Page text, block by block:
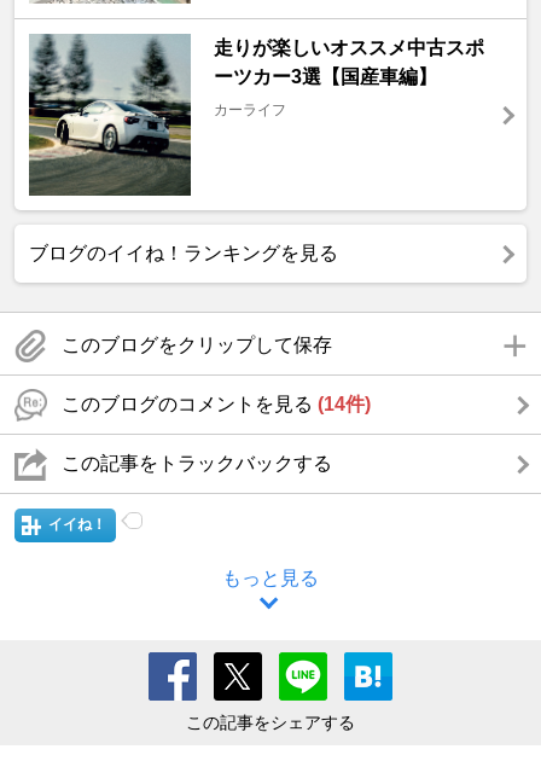
走りが楽しいオススメ中古スポ
ーツカー3選【国産車編】
カーライフ
ブログのイイね！ランキングを見る
このブログをクリップして保存
このブログのコメントを見る (14件)
この記事をトラックバックする
イイね！
もっと見る
この記事をシェアする